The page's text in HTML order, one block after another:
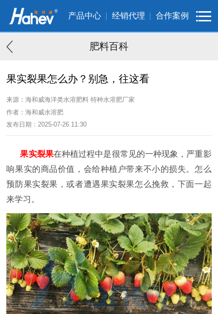
产品中心 经销代理 合作案例
肥料百科
果实裂果怎么办？别急，往这看
来源：海和威海洋类水溶肥料 特种水溶肥厂家
作者：海和威水溶肥
发布日期：2025-07-26 11:30
果实裂果在种植过程中是很常见的一种现象，严重影
响果实的商品价值，会给种植户带来不小的损失。怎么
预防果实裂果，或者遭遇果实裂果怎么挽救，下面一起
来学习。